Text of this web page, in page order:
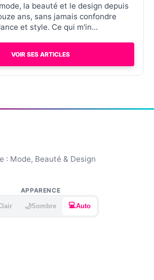
la beauté et le design depuis
ans, sans jamais confondre
et style. Ce qui m'in...
VOIR SES ARTICLES
: Mode, Beauté & Design
APPARENCE
🌙Sombre 💻Auto